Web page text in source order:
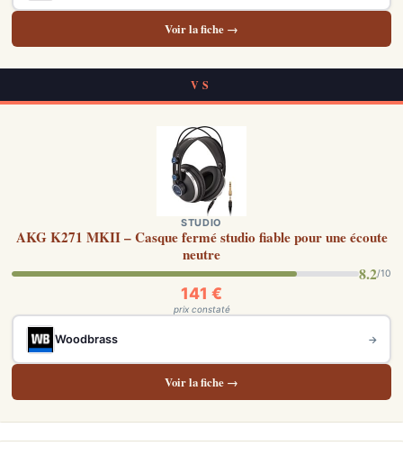
Voir la fiche →
VS
STUDIO
AKG K271 MKII – Casque fermé studio fiable pour une écoute
neutre
8.2/10
141 €
prix constaté
Woodbrass →
Voir la fiche →